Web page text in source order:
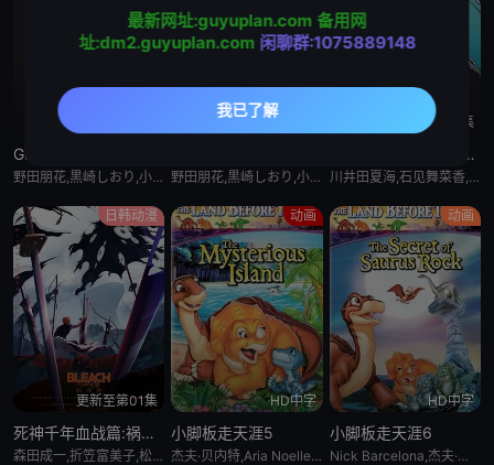
野田朋花,黒崎しおり,小山内怜央,安堂ななこ,楠木ともり,夏吉ゆうこ,鎌仓有那,岩桥由佳,茅野爱衣,钉宫理恵,山口祥行,関根明良,御园紬,冈本茉利,安藤紬,阿部碧音,及川隆之助,浅川暦,小田岛乃风,铃木絵理,杉浦しおり,漆山ゆうき,中岛卓也,角田雄二郎,野田航弥,中岛卓也,菊池康弘,角田雄二郎,村井美里,伊原正明
更新至5集
野田朋花,黒崎しおり,小山内怜央,安堂ななこ,楠木ともり,夏吉ゆうこ,鎌仓有那,岩桥由佳,茅野爱衣,钉宫理恵,山口祥行,関根明良,御园紬,冈本茉利,安藤紬,阿部碧音,及川隆之助,浅川暦,小田岛乃风,铃木絵理,杉浦しおり,漆山ゆうき,中岛卓也,角田雄二郎,野田航弥,中岛卓也,菊池康弘,角田雄二郎,村井美里,伊原正明
更新至4集
恶女不才请多关照 :雏宫蝶鼠换身传:
川井田夏海,石见舞菜香,菱川花菜,古川慎,梅原裕一郎,石川由依,水瀬いのり,中原麻衣,ニケライ・ファラナーゼ,五十嵐丽,川井田夏海,石见舞菜香,茅野爱衣,冈田幸子,小林裕介,矢野优美华,篠原侑,山田美铃,结川あさき,中山祥徳,富士渕将行,鎌仓有那,橘めい,远藤綾
日韩动漫
更新至第01集
死神千年血战篇:祸进谭:动漫
森田成一,折笠富美子,松冈由贵,安元洋贵,杉山纪彰,高木涉,伊藤健太郎,三木真一郎,雪野五月,大塚明夫,桑岛法子,樫井笙人,小野坂昌也,置鲇龙太郎,杉田智和,朴璐美,立木文彦,石川英郎,速水奖,高木礼子,长嶝高士,石冢小夜里,稻田彻,诹访部顺一,清都亚里沙,丰口惠美,市来光弘,菅生隆之,梅原裕一郎,武内骏辅,小山刚志
动画
HD中字
小脚板走天涯5
杰夫·贝内特,Aria Noelle Curzon,托马斯·戴克,米丽亚姆·福林,乔恩·因戈尔,Bradon La Croix
动画
HD中字
小脚板走天涯6
Nick Barcelona,杰夫·贝内特,南茜·卡特莱特,艾莉娅·诺埃尔·柯曾,托马斯·戴克,米丽亚姆·福林
最新网址:guyuplan.com 备用网
址:dm2.guyuplan.com 闲聊群:1075889148